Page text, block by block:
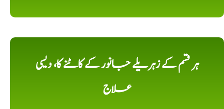
ہر قسم کے زہریلے جانور کے کاٹنے کا، دیسی
علاج